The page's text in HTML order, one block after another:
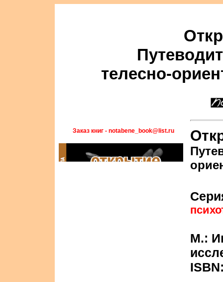
телесно-
Заказ книг - notabene_book@list.ru
М.: